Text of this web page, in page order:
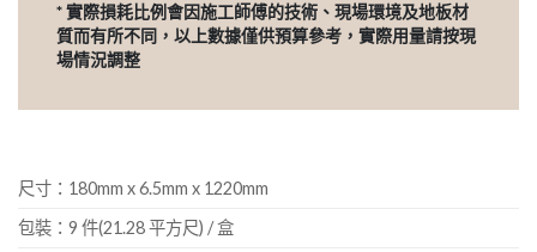
* 實際損耗比例會因施工師傅的技術、現場環境及地板材
質而有所不同，以上數據僅供預算參考，實際用量請按現
場情況調整
尺寸：180mm x 6.5mm x 1220mm
包裝：9 件(21.28 平方尺) / 盒